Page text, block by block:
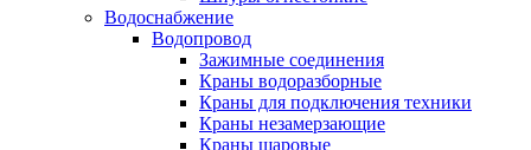
Водоснабжение
Водопровод
Зажимные соединения
Краны водоразборные
Краны для подключения техники
Краны незамерзающие
Краны шаровые